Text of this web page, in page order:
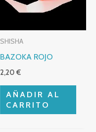
SHISHA
BAZOKA ROJO
2,20€
AÑADIR AL
CARRITO